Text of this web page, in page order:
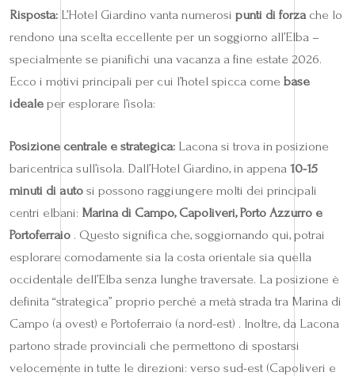
Risposta: L’Hotel Giardino vanta numerosi punti di forzache lo
rendono una scelta eccellente per un soggiorno all’Elba –
specialmente se pianifichi una vacanza a fine estate 2026.
Ecco i motivi principali per cui l’hotel spicca come base
ideale per esplorare l’isola:
Posizione centrale e strategica: Lacona si trova in posizione
baricentrica sull’isola. Dall’Hotel Giardino, in appena 10-15
minuti di auto si possono raggiungere molti dei principali
centri elbani: Marina di Campo, Capoliveri, Porto Azzurro e
Portoferraio . Questo significa che, soggiornando qui, potrai
esplorare comodamente sia la costa orientale sia quella
occidentale dell’Elba senza lunghe traversate. La posizione è
definita “strategica” proprio perché a metà strada tra Marina di
Campo (a ovest) e Portoferraio (a nord-est) . Inoltre, da Lacona
partono strade provinciali che permettono di spostarsi
velocemente in tutte le direzioni: verso sud-est (Capoliveri e